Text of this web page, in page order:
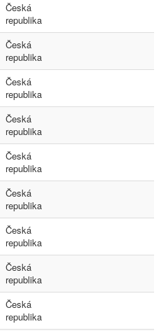
Česká
republika
Česká
republika
Česká
republika
Česká
republika
Česká
republika
Česká
republika
Česká
republika
Česká
republika
Česká
republika